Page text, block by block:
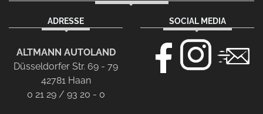
ADRESSE
ALTMANN AUTOLAND
Düsseldorfer Str. 69 - 79
42781 Haan
0 21 29 / 93 20 - 0
SOCIAL MEDIA